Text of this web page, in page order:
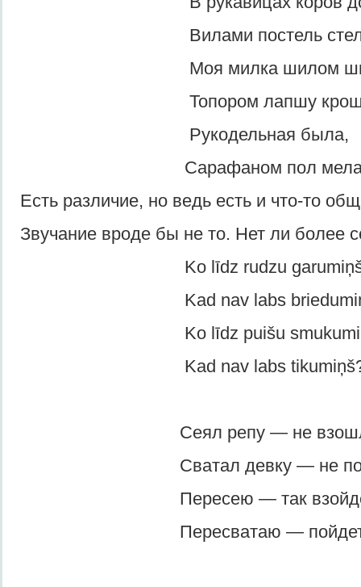
Вилами постель
Моя милка шилом
Топором лапшу
Рукодельная была,
Сарафаном пол
Есть различие, но ведь есть и что-то
Звучание вроде бы не то. Нет ли более
Ko līdz rudzu
Kad nav labs
Ko līdz puišu
Kad nav labs
Сеял репу — не
Сватал девку — не
Пересею — так
Пересватаю —